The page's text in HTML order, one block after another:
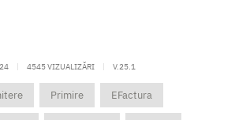
| 4545 VIZUALIZĂRI | V.25.1
Primire EFactura